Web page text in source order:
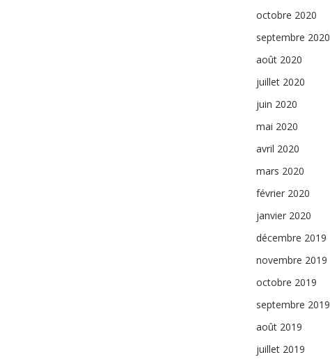
octobre 2020
septembre 2020
août 2020
juillet 2020
juin 2020
mai 2020
avril 2020
mars 2020
février 2020
janvier 2020
décembre 2019
novembre 2019
octobre 2019
septembre 2019
août 2019
juillet 2019